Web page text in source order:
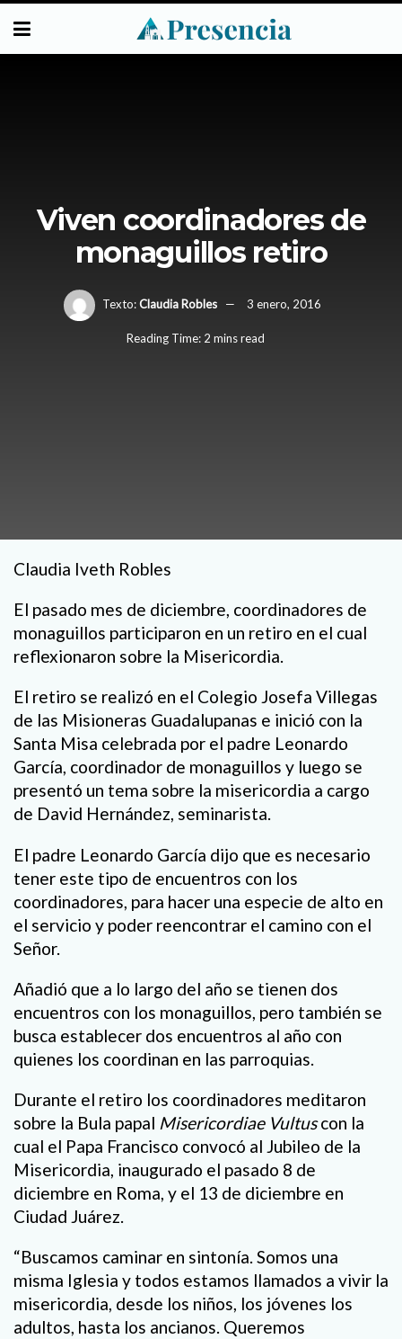
Viven coordinadores de
monaguillos retiro
Texto:Claudia Robles 3 enero, 2016
Reading Time: 2 mins read
Claudia Iveth Robles
El pasado mes de diciembre, coordinadores de
monaguillos participaron en un retiro en el cual
reflexionaron sobre la Misericordia.
El retiro se realizó en el Colegio Josefa Villegas
de las Misioneras Guadalupanas e inició con la
Santa Misa celebrada por el padre Leonardo
García, coordinador de monaguillos y luego se
presentó un tema sobre la misericordia a cargo
de David Hernández, seminarista.
El padre Leonardo García dijo que es necesario
tener este tipo de encuentros con los
coordinadores, para hacer una especie de alto en
el servicio y poder reencontrar el camino con el
Señor.
Añadió que a lo largo del año se tienen dos
encuentros con los monaguillos, pero también se
busca establecer dos encuentros al año con
quienes los coordinan en las parroquias.
Durante el retiro los coordinadores meditaron
sobre la Bula papal Misericordiae Vultuscon la
cual el Papa Francisco convocó al Jubileo de la
Misericordia, inaugurado el pasado 8 de
diciembre en Roma, y el 13 de diciembre en
Ciudad Juárez.
“Buscamos caminar en sintonía. Somos una
misma Iglesia y todos estamos llamados a vivir la
misericordia, desde los niños, los jóvenes los
adultos, hasta los ancianos. Queremos